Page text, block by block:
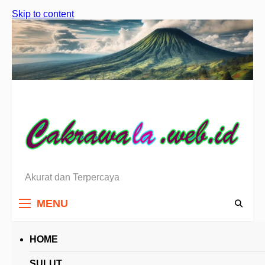
Skip to content
Berita Sulawesi Utara
Akurat dan Terpercaya
MENU
HOME
HEADLINES